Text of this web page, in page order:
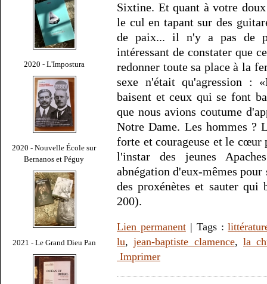
2020 - L'Impostura
2020 - Nouvelle École sur
Bernanos et Péguy
2021 - Le Grand Dieu Pan
Sixtine. Et quant à votre
le cul en tapant sur des
de paix... il n'y a pas de
intéressant de constater que
redonner toute sa place à la
sexe n'était qu'agression :
baisent et ceux qui se font
que nous avions coutume
Notre Dame. Les hommes ?
forte et courageuse et le
l'instar des jeunes
abnégation d'eux-mêmes
des proxénètes et sauter qui
200).
Lien permanent| Tags :
lu,jean-baptiste clamence, la
Imprimer